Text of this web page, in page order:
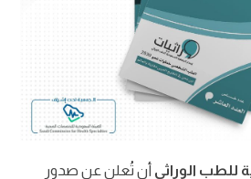
للطب الوراثي أن تُعلن عن صدور